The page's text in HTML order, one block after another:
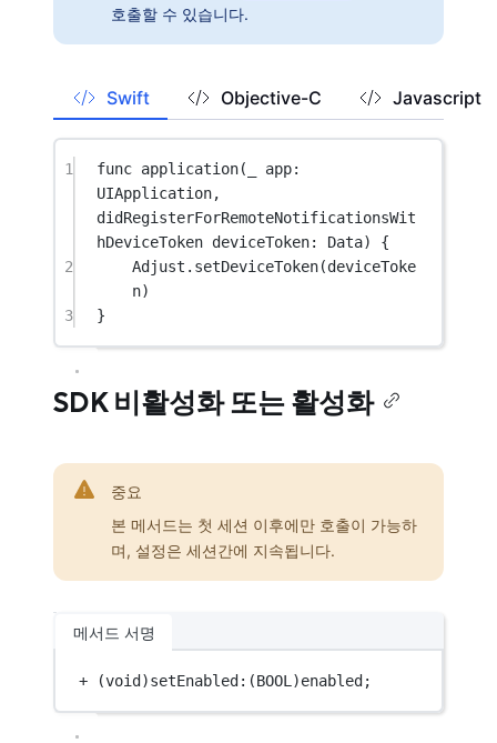
호출할 수 있습니다.
Swift Objective-C Javascript
1 func application(
app:
didRegisterForRemoteNotificationsWit
hDeviceToken deviceToken: Data) {
2
Adjust. setDeviceToken(deviceToke
n)
3
}
SDK 비활성화 또는 활성화
중요
본 메서드는 첫 세션 이후에만 호출이 가능하
며, 설정은 세션간에 지속됩니다.
메서드 서명
+ (void )setEnabled:(BOOL)enabled;